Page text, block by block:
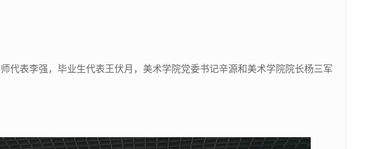
代表李强，毕业生代表王伏月，美术学院党委书记辛源和美术学院院长杨三军